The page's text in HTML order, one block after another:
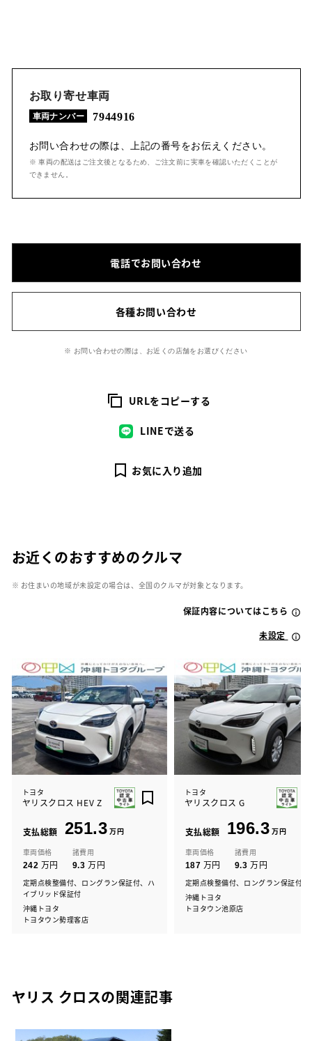
お取り寄せ車両
車両ナンバー 7944916
お問い合わせの際は、上記の番号をお伝えください。
※ 車両の配送はご注文後となるため、ご注文前に実車を確認いただくことが
できません。
電話でお問い合わせ
各種お問い合わせ
※ お問い合わせの際は、お近くの店舗をお選びください
URLをコピーする
LINEで送る
お気に入り追加
お近くのおすすめのクルマ
※ お住まいの地域が未設定の場合は、全国のクルマが対象となります。
保証内容についてはこちら
未設定
トヨタ
ヤリスクロス HEV Z
支払総額 251.3 万円
車両価格
242 万円
諸費用
9.3 万円
定期点検整備付、ロングラン保証付、ハ
イブリッド保証付
沖縄トヨタ
トヨタウン勢理客店
トヨタ
ヤリスクロス G
支払総額 196.3 万円
車両価格
187 万円
諸費用
9.3 万円
定期点検整備付、ロングラン保証付
沖縄トヨタ
トヨタウン池原店
ヤリス クロスの関連記事